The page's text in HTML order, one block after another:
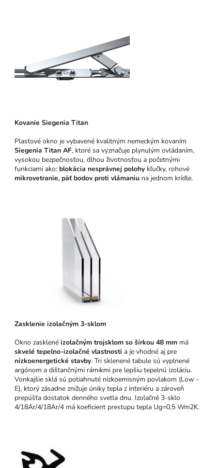
Kovanie Siegenia Titan
Plastové okno je vybavené kvalitným nemeckým kovaním
Siegenia Titan AF, ktoré sa vyznačuje plynulým ovládaním,
vysokou bezpečnosťou, dlhou životnosťou a početnými
funkciami ako: blokácia nesprávnej polohy kľučky, rohové
mikrovetranie, päť bodov proti vlámaniu na jednom krídle.
Zasklenie izolačným 3-sklom
Okno zasklené izolačným trojsklom so šírkou 48 mm má
skvelé tepelno-izolačné vlastnosti a je vhodné aj pre
nízkoenergetické stavby. Tri sklenené tabule sú vyplnené
argónom a dištančnými rámikmi pre lepšiu tepelnú izoláciu.
Vonkajšie sklá sú potiahnuté nízkoemisným povlakom (Low -
E), ktorý zásadne znižuje úniky tepla z interiéru a zároveň
prepúšťa dostatok denného svetla dnu. Izolačné 3-sklo
4/18Ar/4/18Ar/4 má koeficient prestupu tepla Ug=0,5 Wm2K.